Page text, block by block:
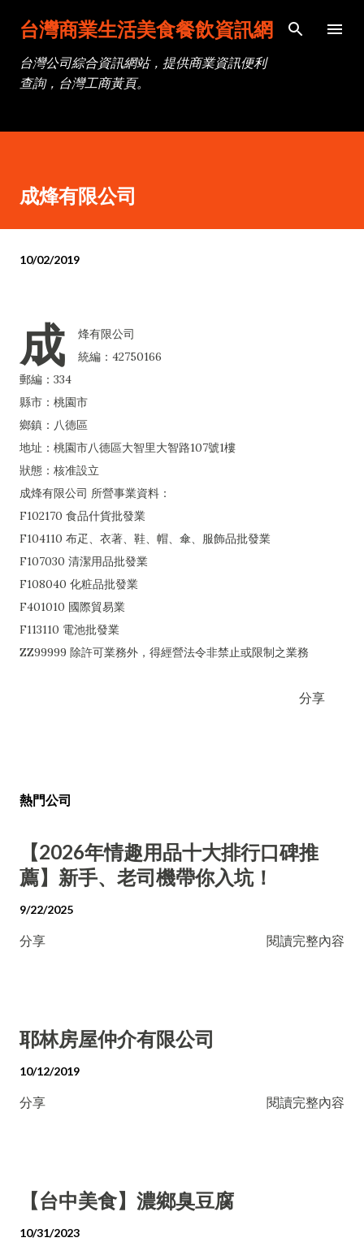
跳到主要內容
台灣商業生活美食餐飲資訊網
台灣公司綜合資訊網站，提供商業資訊便利
查詢，台灣工商黃頁。
成烽有限公司
10/02/2019
成
烽有限公司
統編：42750166
郵編：334
縣市：桃園市
鄉鎮：八德區
地址：桃園市八德區大智里大智路107號1樓
狀態：核准設立
成烽有限公司 所營事業資料：
F102170 食品什貨批發業
F104110 布疋、衣著、鞋、帽、傘、服飾品批發業
F107030 清潔用品批發業
F108040 化粧品批發業
F401010 國際貿易業
F113110 電池批發業
ZZ99999 除許可業務外，得經營法令非禁止或限制之業務
分享
熱門公司
【2026年情趣用品十大排行口碑推
薦】新手、老司機帶你入坑！
9/22/2025
分享 閱讀完整內容
耶林房屋仲介有限公司
10/12/2019
分享 閱讀完整內容
【台中美食】濃鄉臭豆腐
10/31/2023